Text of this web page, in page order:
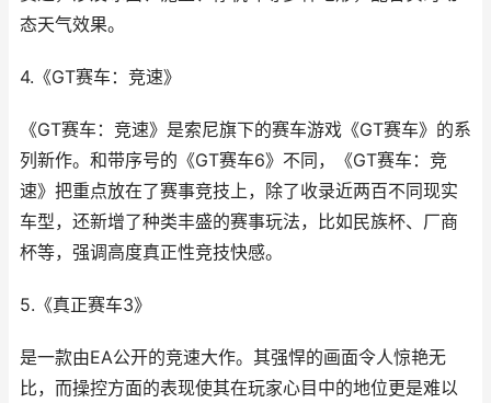
态天气效果。
4.《GT赛车：竞速》
《GT赛车：竞速》是索尼旗下的赛车游戏《GT赛车》的系
列新作。和带序号的《GT赛车6》不同，《GT赛车：竞
速》把重点放在了赛事竞技上，除了收录近两百不同现实
车型，还新增了种类丰盛的赛事玩法，比如民族杯、厂商
杯等，强调高度真正性竞技快感。
5.《真正赛车3》
是一款由EA公开的竞速大作。其强悍的画面令人惊艳无
比，而操控方面的表现使其在玩家心目中的地位更是难以